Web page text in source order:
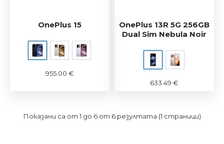
OnePlus 15
955.00 €
OnePlus 13R 5G 256GB
Dual Sim Nebula Noir
633.49 €
Показани са от 1 до 6 от 6 резултата (1 страници)